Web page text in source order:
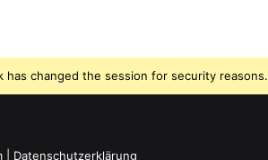
has changed the session for security reasons.
Datenschutzerklärung